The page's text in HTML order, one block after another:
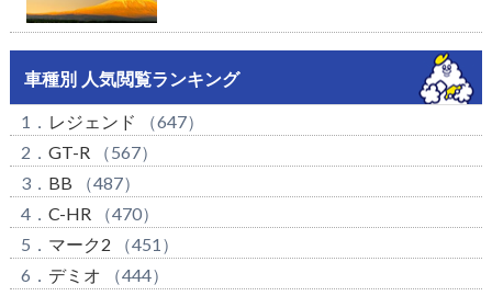
車種別 人気閲覧ランキング
1． レジェンド
（647）
2． GT-R（567）
3． BB （487）
4． C-HR（470）
5． マーク2 （451）
6． デミオ （444）